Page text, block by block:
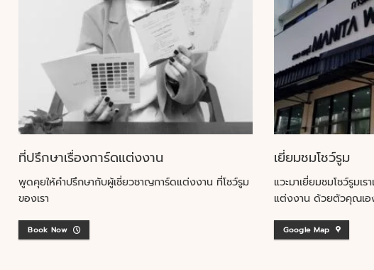
ที่ปรึกษาเรื่องการ์ดแต่งงาน
พูดคุยให้คำปรึกษากับผู้เชี่ยวชาญการ์ดแต่งงาน ที่โชว์รูม
ของเรา
Book Now
เยี่ยมชมโชว์รูม
แวะมาเยี่ยมชมโชว์รูมเ
แต่งงาน ด้วยตัวคุณเอ
Google Map